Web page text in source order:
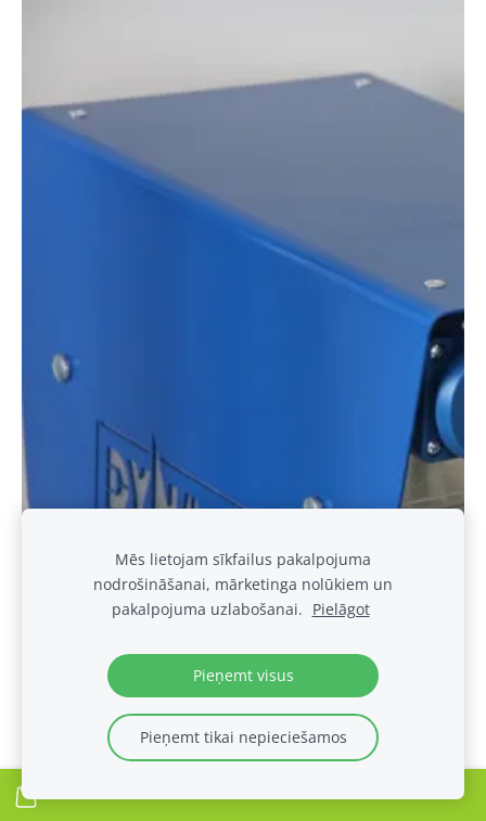
Mēs lietojam sīkfailus pakalpojuma
nodrošināšanai, mārketinga nolūkiem un
pakalpojuma uzlabošanai. Pielāgot
Pieņemt visus
Pieņemt tikai nepieciešamos